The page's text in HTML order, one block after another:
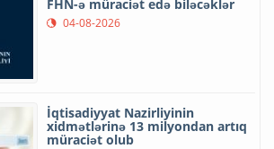
FHN-ə müraciət edə biləcəklər
04-08-2026
İqtisadiyyat Nazirliyinin
xidmətlərinə 13 milyondan artıq
müraciət olub